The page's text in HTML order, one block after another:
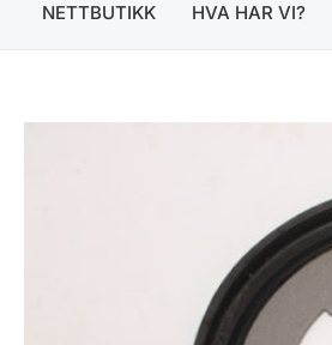
NETTBUTIKK HVA HAR VI?